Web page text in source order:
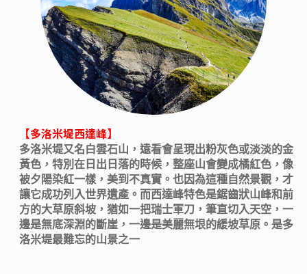
【多洛米堤西達峰】
多洛米堤又名白雲石山，遠看會呈現出粉灰色或淡淡的金
黃色，特別在日出日落的時候，整座山會變成橘紅色，像
被夕陽染紅一樣，美到不真實。也因為這種自然景觀，才
讓它成功列入世界遺產。而西達峰特色是鋸齒狀山峰和前
方的大草原斜坡，猶如一把瑞士軍刀，筆直切入天空，一
邊是無底深淵的斷崖，一邊是美麗無垠的緩坡草原。是多
洛米堤最難忘的山景之一